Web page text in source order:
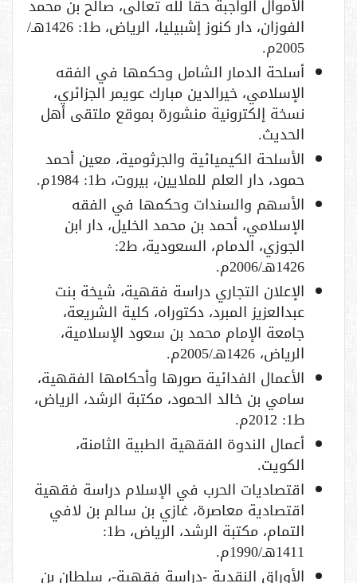
الأموال الواجبة حقا لله تعالى، صالح بن محمد
الفوزان، دار كنوز إشبيليا، الرياض، ط1: 1426هـ/
2005م.
أسلحة الدمار الشامل وحكمها في الفقه
الإسلامي، خيرالدين مبارك عويمر الجزائري،
نسخة إلكترونية منشورة بموقع ملتقى أهل
الحديث.
الأسلحة الكيميائية والجرثومية، معين أحمد
حمود، دار العلم للملايين، بيروت، ط1: 1984م.
الأسهم والسندات وحكمها في الفقه
الإسلامي، أحمد بن محمد الخليل، دار ابن
الجوزي، الدمام، السعودية، ط2:
1426هـ/2006م.
الإعلان التجاري دراسة فقهية، شيخة بنت
عبدالعزيز المبرد، دكتوراه، كلية الشريعة،
جامعة الإمام محمد بن سعود الإسلامية،
الرياض، 1426هـ/2005م.
الأعمال الفدائية صورها وأحكامها الفقهية،
سامي بن خالد الحمود، مكتبة الرشد، الرياض،
ط1: 2012م.
أعمال الندوة الفقهية الطبية الثامنة،
الكويت.
اقتصاديات الحرب في الإسلام دراسة فقهية
اقتصادية معاصرة، غازي بن سالم بن لافي
التمام، مكتبة الرشد، الرياض، ط1:
1411هـ/1990م.
الأوراق النقدية -دراسة فقهية-، سلطان بن